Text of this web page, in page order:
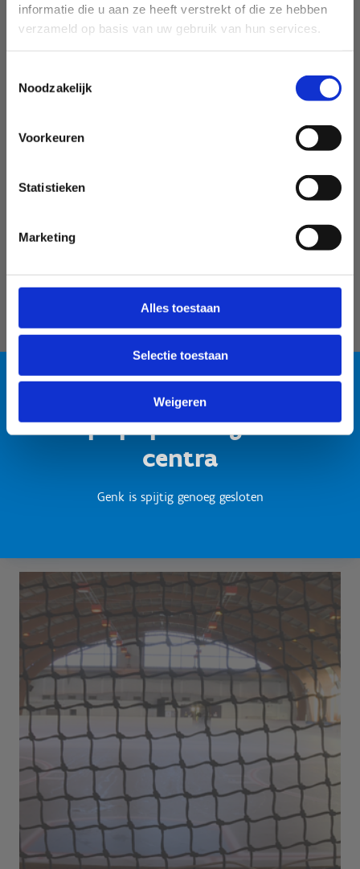
informatie die u aan ze heeft verstrekt of die ze hebben
verzameld op basis van uw gebruik van hun services.
Noodzakelijk
Voorkeuren
Statistieken
Marketing
Alles toestaan
Selectie toestaan
Weigeren
Test popup titel gesloten
centra
Genk is spijtig genoeg gesloten
Sport Vlaanderen Heusden-Zolder